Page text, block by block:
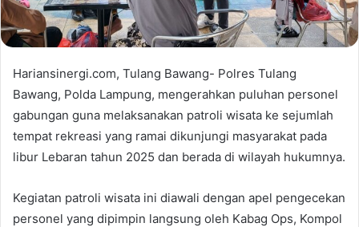
Hariansinergi.com, Tulang Bawang- Polres Tulang
Bawang, Polda Lampung, mengerahkan puluhan personel
gabungan guna melaksanakan patroli wisata ke sejumlah
tempat rekreasi yang ramai dikunjungi masyarakat pada
libur Lebaran tahun 2025 dan berada di wilayah hukumnya.
Kegiatan patroli wisata ini diawali dengan apel pengecekan
personel yang dipimpin langsung oleh Kabag Ops, Kompol